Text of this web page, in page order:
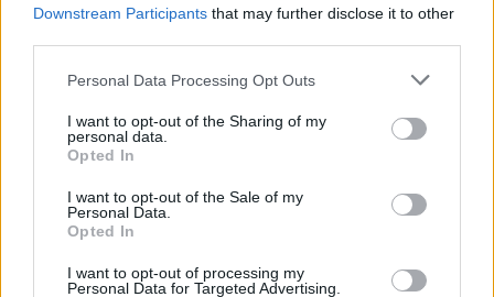
Downstream Participants that may further disclose it to other
Please note that this website/app uses one or more Google
not limited to your visit or usage behaviour. You may click to
grant or deny consent to Google and its third-party tags to
use your data for below specified purposes in below Google
consent section.
Personal Data Processing Opt Outs
I want to opt-out of the Sharing of my
personal data.
Opted In
I want to opt-out of the Sale of my
Personal Data.
Opted In
I want to opt-out of processing my
Personal Data for Targeted Advertising.
CINEMAKLUB # A GALAXIS ŐRZŐI 2 JAMES GUNN
CHRIS PRATT #COMIC CON